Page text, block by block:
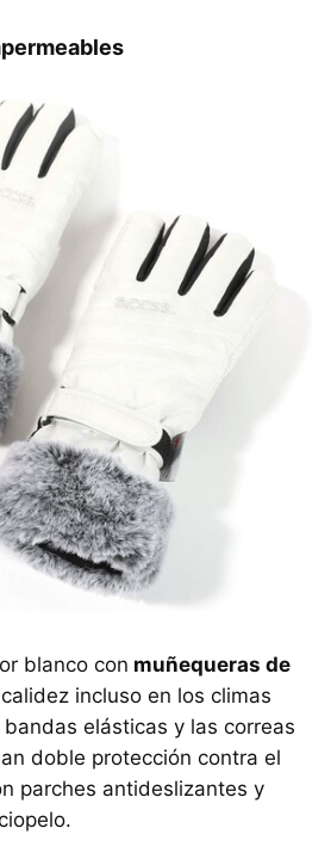
blanco con muñequeras de
incluso en los climas
elásticas y las correas
doble protección contra el
parches antideslizantes y